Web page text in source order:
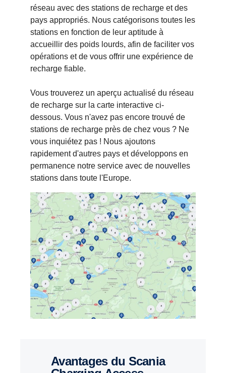
réseau avec des stations de recharge et des
pays appropriés. Nous catégorisons toutes les
stations en fonction de leur aptitude à
accueillir des poids lourds, afin de faciliter vos
opérations et de vous offrir une expérience de
recharge fiable.
Vous trouverez un aperçu actualisé du réseau
de recharge sur la carte interactive ci-
dessous. Vous n'avez pas encore trouvé de
stations de recharge près de chez vous ? Ne
vous inquiétez pas ! Nous ajoutons
rapidement d'autres pays et développons en
permanence notre service avec de nouvelles
stations dans toute l'Europe.
Avantages du Scania